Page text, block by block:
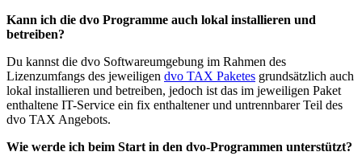
Kann ich die dvo Programme auch lokal installieren und
betreiben?
Du kannst die dvo Softwareumgebung im Rahmen des
Lizenzumfangs des jeweiligen dvo TAX Paketes grundsätzlich auch
lokal installieren und betreiben, jedoch ist das im jeweiligen Paket
enthaltene IT-Service ein fix enthaltener und untrennbarer Teil des
dvo TAX Angebots.
Wie werde ich beim Start in den dvo-Programmen unterstützt?